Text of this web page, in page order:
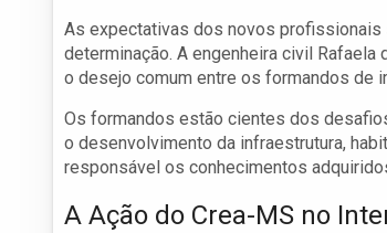
As expectativas dos novos profissionais
determinação. A engenheira civil
o desejo comum entre os formandos de
Os formandos estão cientes dos
o desenvolvimento da infraestrutura,
responsável os conhecimentos
A Ação do Crea-MS no